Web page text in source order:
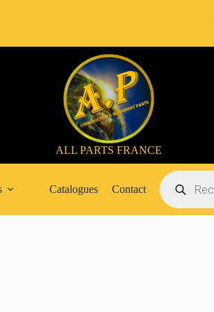
ALL PARTS FRANCE
Catalogues Contact
Recherche
de
produits